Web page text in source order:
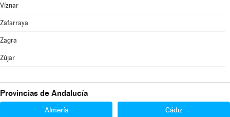
Víznar
Zafarraya
Zagra
Zújar
Provincias de Andalucía
Almería Cádiz